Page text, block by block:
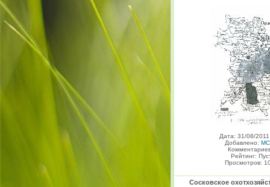
Дата: 31/08/
Добавлено:
Рейтинг:
Просмотров:
Сосковское